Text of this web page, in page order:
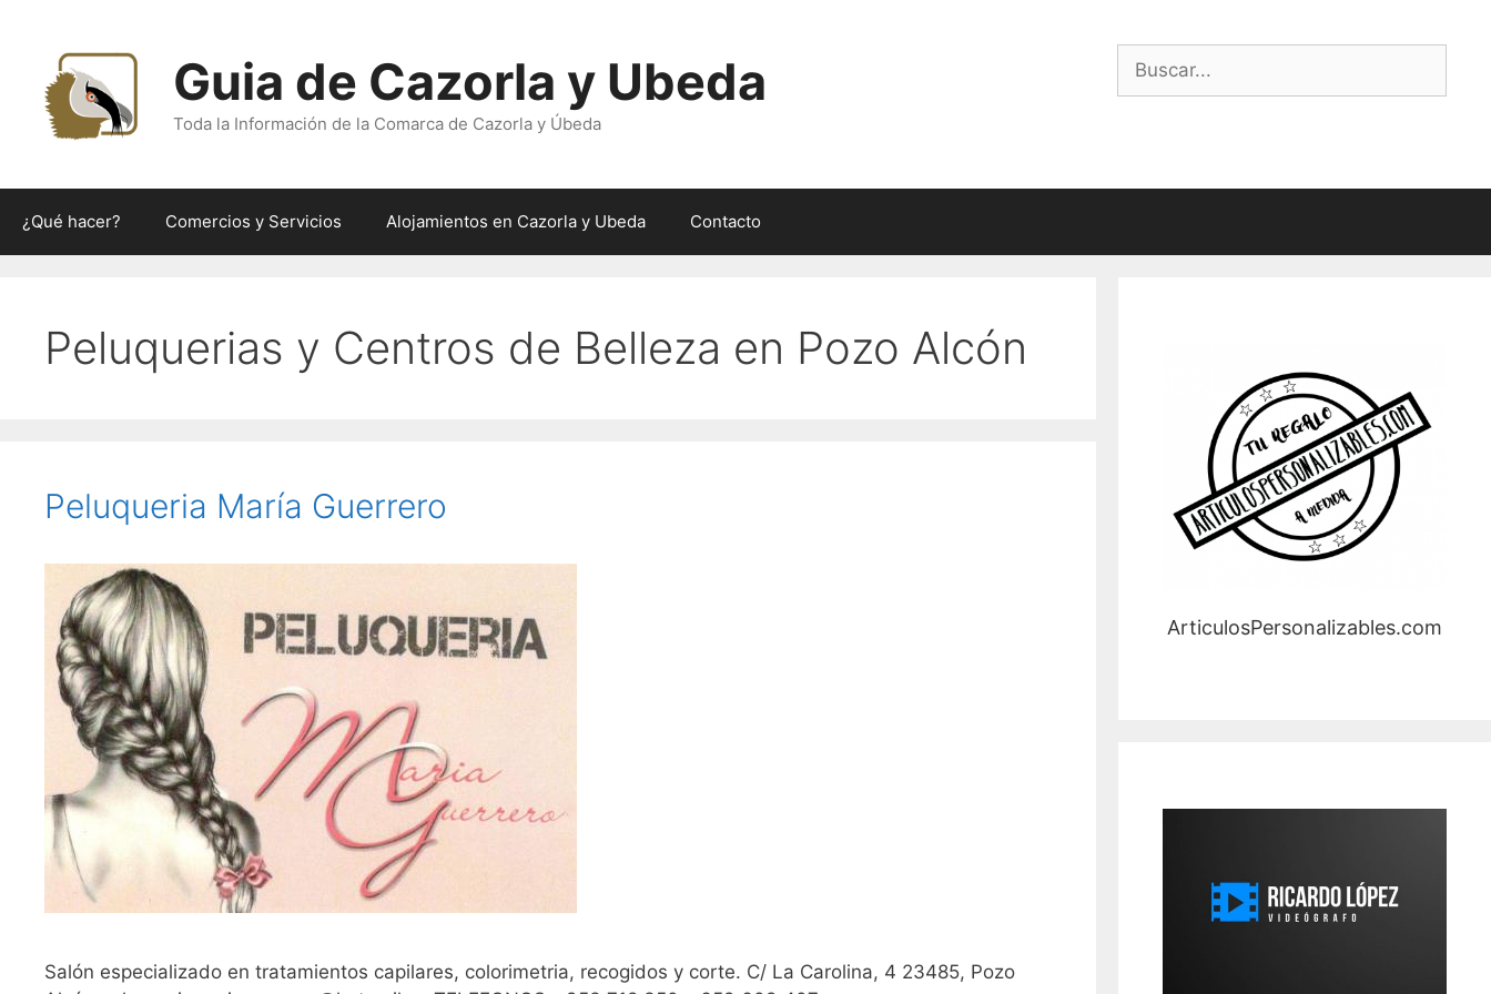
contenido
Buscar:
Guia de Cazorla y Ubeda
Toda la Información de la Comarca de Cazorla y Úbeda
¿Qué hacer? Comercios y Servicios Alojamientos en Cazorla y Ubeda Contacto
Peluquerias y Centros de Belleza en Pozo Alcón
Peluqueria María Guerrero
Salón especializado en tratamientos capilares, colorimetria, recogidos y corte. C/ La Carolina, 4 23485, Pozo
ArticulosPersonalizables.com